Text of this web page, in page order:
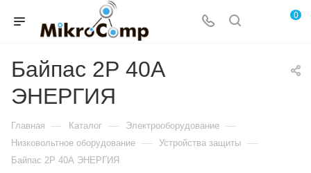
0
Байпас 2Р 40А
ЭНЕРГИЯ
Главная — Каталог — Электрооборудование —
Низковольтное оборудование — Устройства защиты —
Байпас 2Р 40А ЭНЕРГИЯ